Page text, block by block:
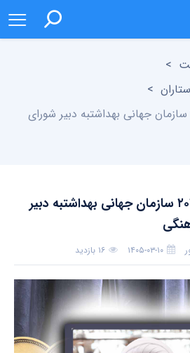
>
>
اعطای جایزه جهانی۲۰۲۶ سازمان جهانی بهداشتبه دبیر شورای‌
اعطای جایزه جهانی۲۰۲۶ سازمان جهانی بهداشتبه دبیر
۱۴۰۵-۰۳-۱۰
۱۶ بازدید